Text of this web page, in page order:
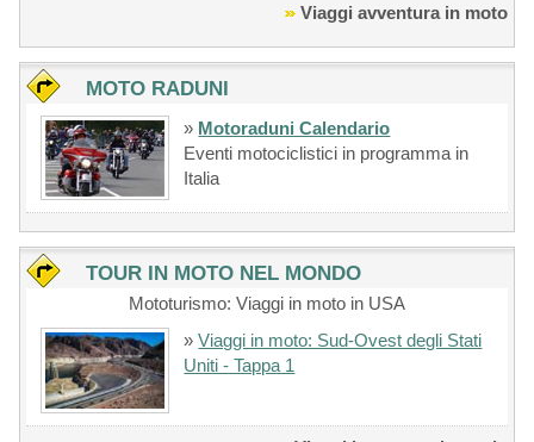
Viaggi avventura in moto
MOTO RADUNI
» Motoraduni Calendario
Eventi motociclistici in programma in
Italia
TOUR IN MOTO NEL MONDO
Mototurismo: Viaggi in moto in USA
»Viaggi in moto: Sud-Ovest degli Stati
Uniti - Tappa 1